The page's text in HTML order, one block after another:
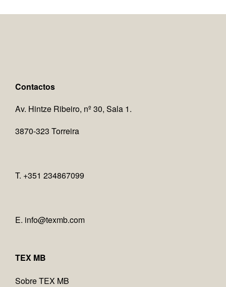
Contactos
Av. Hintze Ribeiro, nº 30, Sala 1.
3870-323 Torreira
T. +351 234867099
E. info@texmb.com
TEX MB
Sobre TEX MB